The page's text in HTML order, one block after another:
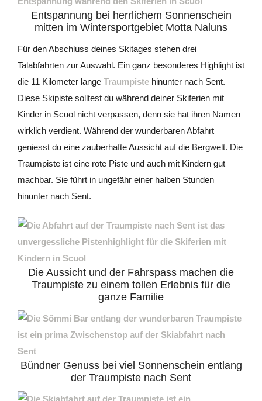
Entspannung bei herrlichem Sonnenschein
mitten im Wintersportgebiet Motta Naluns
Für den Abschluss deines Skitages stehen drei
Talabfahrten zur Auswahl. Ein ganz besonderes Highlight ist
die 11 Kilometer lange Traumpiste hinunter nach Sent.
Diese Skipiste solltest du während deiner Skiferien mit
Kinder in Scuol nicht verpassen, denn sie hat ihren Namen
wirklich verdient. Während der wunderbaren Abfahrt
geniesst du eine zauberhafte Aussicht auf die Bergwelt. Die
Traumpiste ist eine rote Piste und auch mit Kindern gut
machbar. Sie führt in ungefähr einer halben Stunden
hinunter nach Sent.
Die Aussicht und der Fahrspass machen die
Traumpiste zu einem tollen Erlebnis für die
ganze Familie
Bündner Genuss bei viel Sonnenschein entlang
der Traumpiste nach Sent